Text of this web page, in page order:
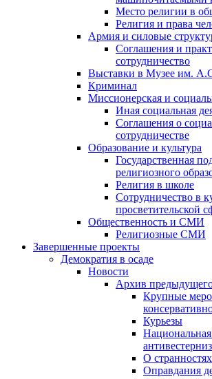
Место религии в
Религия и права
Армия и силовые
Соглашения и
сотрудничество
Выставки в Музее им.
Криминал
Миссионерская и
Иная социальная
Соглашения о
сотрудничестве
Образование и культура
Государственная
религиозного
Религия в школе
Сотрудничество в
просветительской
Общественность и СМИ
Религиозные СМИ
Завершенные проекты
Демократия в осаде
Новости
Архив
Крупные
Курьезы
О
Оправдания